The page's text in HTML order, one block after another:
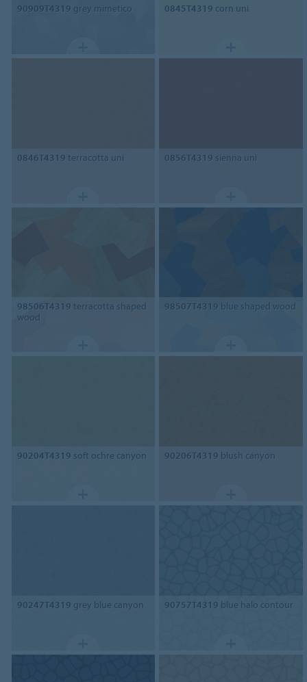
90909T4319 grey mimetico 0845T4319 corn uni
0846T4319 terracotta uni 0856T4319 sienna uni
98506T4319 terracotta shaped
wood
98507T4319 blue shaped wood
90204T4319 soft ochre canyon 90206T4319 blush canyon
90247T4319 grey blue canyon 90757T4319 blue halo contour